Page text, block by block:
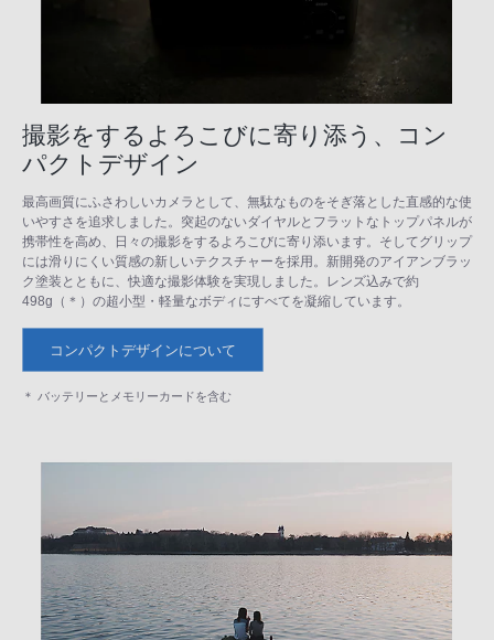
撮影をするよろこびに寄り添う、コン
パクトデザイン
最高画質にふさわしいカメラとして、無駄なものをそぎ落とした直感的な使
いやすさを追求しました。突起のないダイヤルとフラットなトップパネルが
携帯性を高め、日々の撮影をするよろこびに寄り添います。そしてグリップ
には滑りにくい質感の新しいテクスチャーを採用。新開発のアイアンブラッ
ク塗装とともに、快適な撮影体験を実現しました。レンズ込みで約
498g（＊）の超小型・軽量なボディにすべてを凝縮しています。
コンパクトデザインについて
＊ バッテリーとメモリーカードを含む